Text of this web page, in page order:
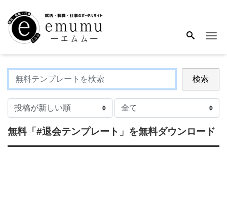
検索
無料「#退会テンプレート」 を無料ダウンロード